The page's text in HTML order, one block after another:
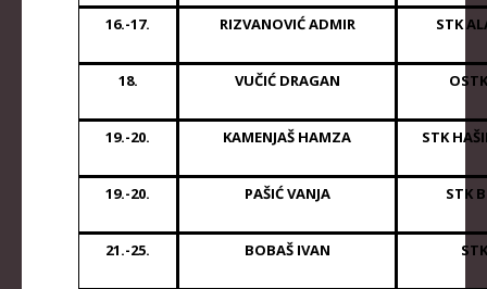
16.-17. RIZVANOVIĆ ADMIR STK
18. VUČIĆ DRAGAN
19.-20. KAMENJAŠ HAMZA STK
19.-20. PAŠIĆ VANJA STK
21.-25. BOBAŠ IVAN